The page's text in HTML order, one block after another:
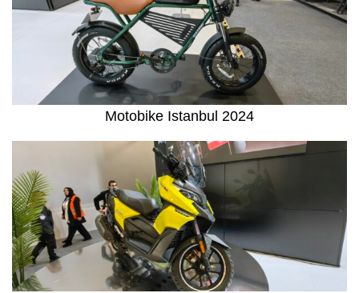
Motobike Istanbul 2024